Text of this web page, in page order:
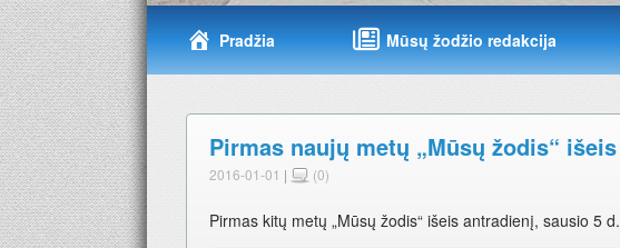
Pradžia Mūsų žodžio redakcija
Pirmas naujų metų „Mūsų žodis“ išeis
2016-01-01 | (0)
Pirmas kitų metų „Mūsų žodis“ išeis antradienį, sausio 5 d.